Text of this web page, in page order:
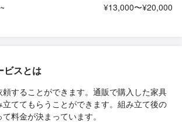
¥13,000〜¥20,000
ビスとは
することができます。通販で購入した家具
ててもらうことができます。組み立て後の
料金が決まっています。